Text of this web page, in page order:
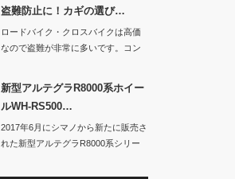
盗難防止に！カギの選び…
ロードバイク・クロスバイクは高価
なので盗難が非常に多いです。コン
新型アルテグラR8000系ホイー
ルWH-RS500…
2017年6月にシマノから新たに販売さ
れた新型アルテグラR8000系シリー